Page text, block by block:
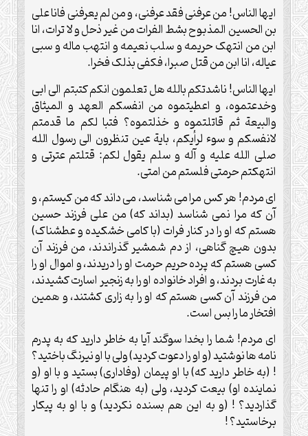
ایها الناس! من عرفنی فقد عرفنی، و من لم یعرفنی فانا علی
بن الحسین المذبوح بشط الفرات من غیر ذحل و لا ترات، انا
ابن من انتهک حریمه و سلب نعیمه و انتهب ماله و سبی
عیاله، انا ابن من قتل صبرا، فکفی بذلک فخرا.
ایها الناس! ناشدتکم بالله هل تعلمون انکم کتبتم الی ابی
وخدعتموه، و اعطیتموه من انفسکم العهد و المیثاق
والبیعة ثم قاتلتموه و خذلتموه؟ فتبا لکم ما قدمتم
لانفسکم و سوء لرأیکم، بایة عین تنظرون الی رسول الله
صلی الله علیه و آله و سلم یقول لکم: قتلتم عترتی و
انتهکتم حرمتی فلستم من امتی.
ای مردم! هر کس مرا می شناسد، می داند که من کیستم، و
آن که مرا نمی شناسد (بداند که) من علی فرزند حسین
هستم که او را در کنار فرات (با کامی خشکیده و عطشناک)
بدون هیچ گناهی، از دم شمشیر گذراندند، من فرزند آن
کسی هستم که پرده حریم حرمت او را دریدند، و اموال او را
به غارت بردند، و افراد خانواده او را به زنجیر اسارت کشیدند،
من فرزند آن کسی هستم که او را به زاری کشتند، و همین
افتخار ما را بس است.
ای مردم! شما را بخدا سوگند آیا به خاطر دارید که به پدرم
نامه ها نوشتید (و او را دعوت کردید) ولی با او نیرنگ باختید؟
! (به خاطر دارید که) با او پیمان (وفاداری) بستید و با او (و
نماینده او) بیعت کردید، ولی (به هنگام حادثه) او را تنها
گذاردید؟ ! (و به این هم بسنده نکردید) و با او به پیکار
برخاستید؟ !